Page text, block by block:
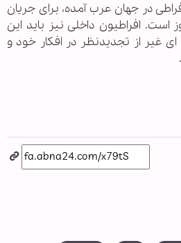
در جهان عرب آمده، برای جریان
است. افراطیون داخلی نیز باید این
ای غیر از تجدیدنظر در افکار خود و